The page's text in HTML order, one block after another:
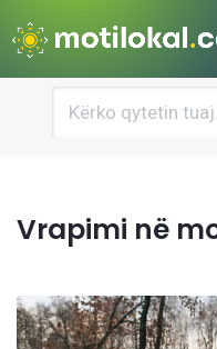
Vrapimi në